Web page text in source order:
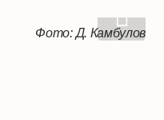
Фото: Д. Камбулов
Даниил Камбулов